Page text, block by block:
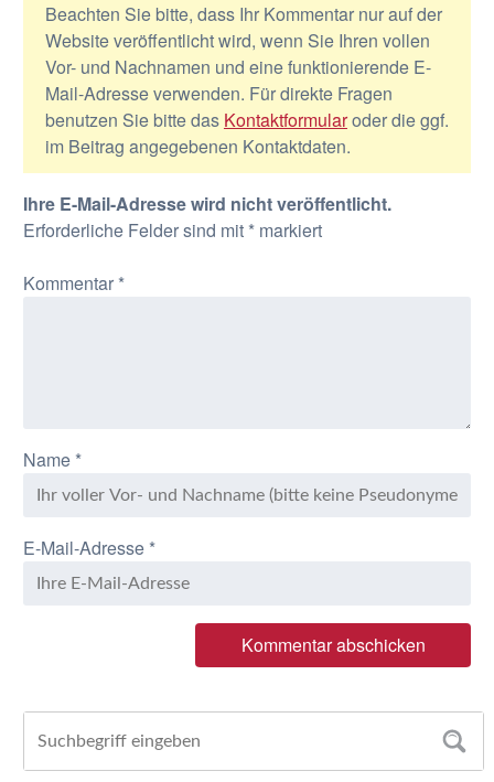
Beachten Sie bitte, dass Ihr Kommentar nur auf der
Website veröffentlicht wird, wenn Sie Ihren vollen
Vor- und Nachnamen und eine funktionierende E-
Mail-Adresse verwenden. Für direkte Fragen
benutzen Sie bitte das Kontaktformularoder die ggf.
im Beitrag angegebenen Kontaktdaten.
Ihre E-Mail-Adresse wird nicht veröffentlicht.
Erforderliche Felder sind mit *markiert
Kommentar *
Name *
E-Mail-Adresse *